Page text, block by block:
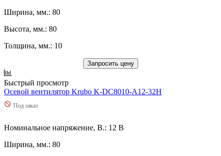
Ширина, мм.: 80
Высота, мм.: 80
Толщина, мм.: 10
Запросить цену
Быстрый просмотр
Осевой вентилятор Krubo K-DC8010-A12-32H
Под заказ
Номинальное напряжение, В.: 12 В
Ширина, мм.: 80